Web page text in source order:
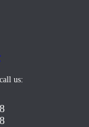
us: